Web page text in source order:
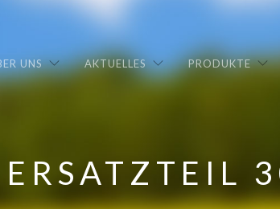
UNS AKTUELLES PRODUKTE
ERSATZTEIL